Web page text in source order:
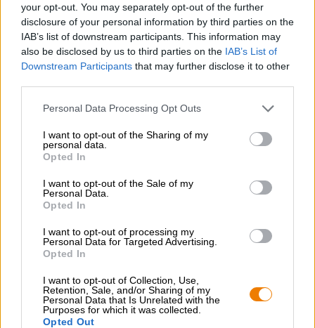
your opt-out. You may separately opt-out of the further
disclosure of your personal information by third parties on the
IAB’s list of downstream participants. This information may
also be disclosed by us to third parties on the IAB’s List of
Downstream Participants that may further disclose it to other
Personal Data Processing Opt Outs
I want to opt-out of the Sharing of my
personal data.
Opted In
I want to opt-out of the Sale of my
Personal Data.
Opted In
I want to opt-out of processing my
Personal Data for Targeted Advertising.
Opted In
I want to opt-out of Collection, Use,
Retention, Sale, and/or Sharing of my
Personal Data that Is Unrelated with the
Purposes for which it was collected.
Opted Out
A proposito della Bierothek
Offerte di lavoro alla Bierothek®
Sostenibilità
Impegno sociale
Passeggiata
Contatto
Corporativo
Ti aiutiamo noi
Seminari sulla birra
Metodi di pagamento
Navigazione / Internazionale
Domande frequenti
Bierothek®- Partner
Clienti commerciali